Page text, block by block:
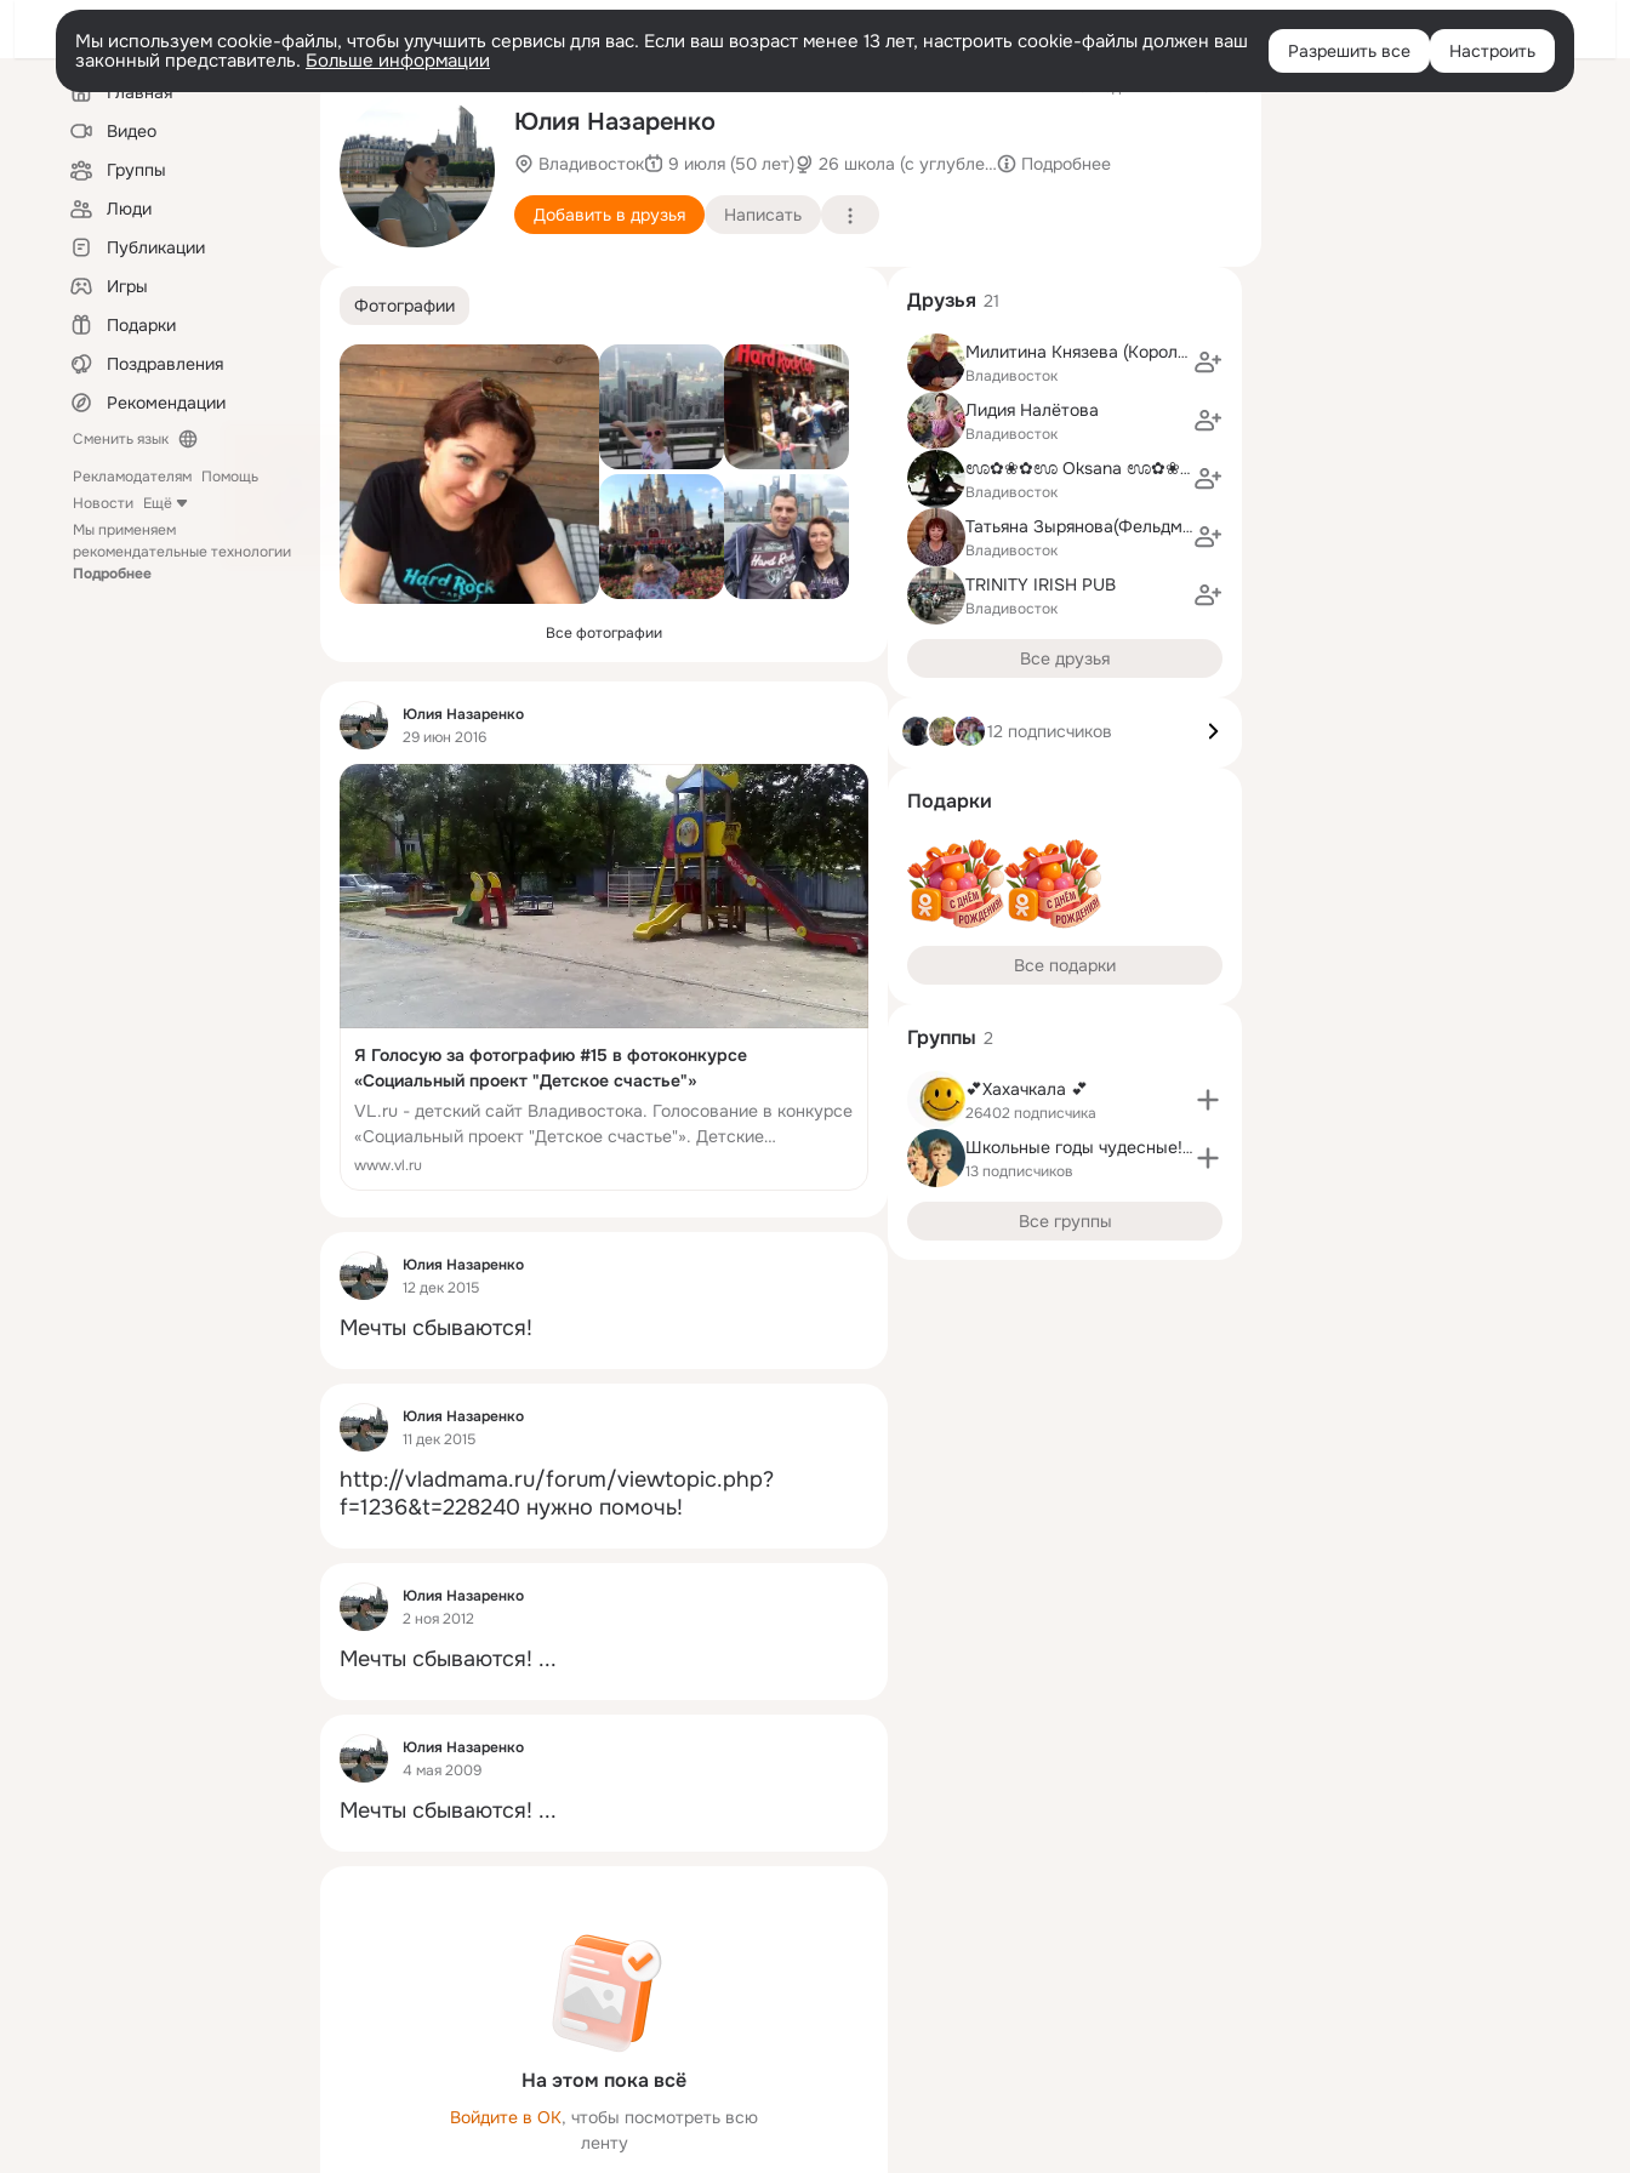
Войти
Мы используем cookie-файлы, чтобы улучшить сервисы для вас. Если ваш возраст менее 13 лет, настроить cookie-файлы должен ваш
законный представитель. Больше информации Разрешить все Настроить
Левая
колонкаГлавная
Видео
Группы
Люди
Публикации
Игры
Подарки
Поздравления
Рекомендации
Сменить язык
Рекламодателям Помощь
Новости Ещё
Мы применяем
рекомендательные технологии
Подробнее
Юлия Назаренко
Владивосток 9 июля (50 лет) 26 школа (с углубленным изучением иностранных языков)
Подробнее
Добавить в друзья Написать
Фотографии
Все фотографии
Фид
Юлия Назаренко
29 июн 2016
Я Голосую за фотографию #15 в фотоконкурсе
«Социальный проект "Детское счастье"»
VL.ru - детский сайт Владивостока. Голосование в конкурсе
«Социальный проект "Детское счастье"». Детские
фотоотчёты, конкурсы, обмен садами, форум
www.vl.ru
Фид
Юлия Назаренко
12 дек 2015
Мечты сбываются!
Фид
Юлия Назаренко
11 дек 2015
http://vladmama.ru/forum/viewtopic.php?
f=1236&t=228240 нужно помочь!
Фид
Юлия Назаренко
2 ноя 2012
Мечты сбываются! ...
Фид
Юлия Назаренко
4 мая 2009
Мечты сбываются! ...
На этом пока всё
Войдите в ОК, чтобы посмотреть всю
ленту
Друзья 21
Милитина Князева (Королёва)
Владивосток
Лидия Налётова
Владивосток
ಊ✿❀✿ಊ Oksana ಊ✿❀✿ಊ
Владивосток
Татьяна Зырянова(Фельдман)
Владивосток
TRINITY IRISH PUB
Владивосток
Все друзья
12 подписчиков
Подарки
Все подарки
Группы 2
💕Хахачкала 💕
26402 подписчика
Школьные годы чудесные! 1.09.1983 г.
13 подписчиков
Все группы